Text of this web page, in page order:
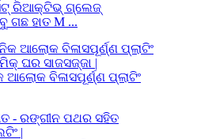
ରିଆକ୍ଟିଭ୍ ଗ୍ଲେଜ୍
ଗଛ ହାତ M ...
ବିଳାସପୂର୍ଣ୍ଣ ପ୍ଲାଟିଂ